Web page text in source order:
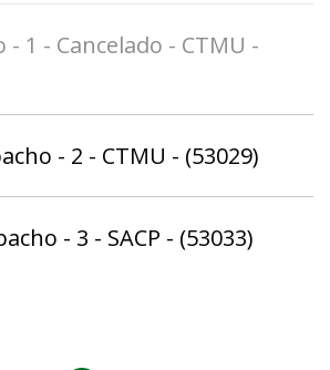
- 1 - Cancelado - CTMU -
- 2 - CTMU - (53029)
- 3 - SACP - (53033)